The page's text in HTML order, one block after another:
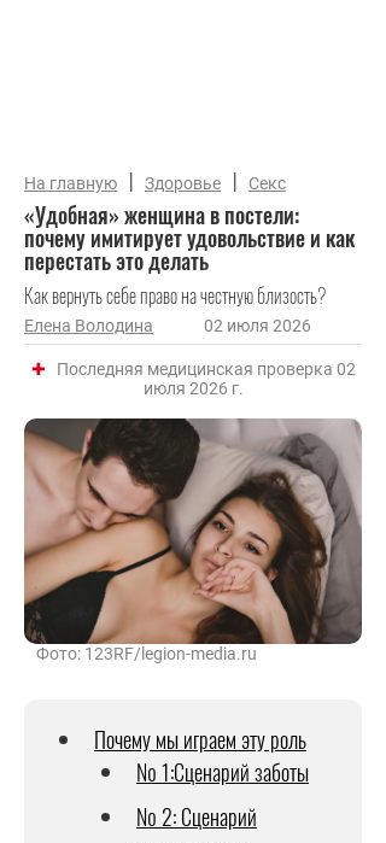
На главную | Здоровье | Секс
«Удобная» женщина в постели:
почему имитирует удовольствие и как
перестать это делать
Как вернуть себе право на честную близость?
Елена Володина 02 июля 2026
Последняя медицинская проверка 02
июля 2026 г.
Фото: 123RF/legion-media.ru
Почему мы играем эту роль
№ 1:Сценарий заботы
№ 2: Сценарий